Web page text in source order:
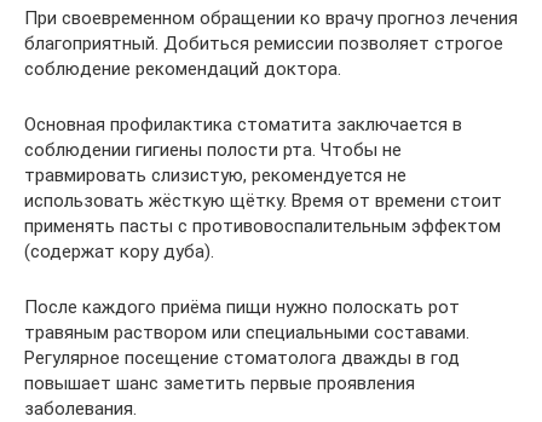
При своевременном обращении ко врачу прогноз лечения
благоприятный. Добиться ремиссии позволяет строгое
соблюдение рекомендаций доктора.
Основная профилактика стоматита заключается в
соблюдении гигиены полости рта. Чтобы не
травмировать слизистую, рекомендуется не
использовать жёсткую щётку. Время от времени стоит
применять пасты с противовоспалительным эффектом
(содержат кору дуба).
После каждого приёма пищи нужно полоскать рот
травяным раствором или специальными составами.
Регулярное посещение стоматолога дважды в год
повышает шанс заметить первые проявления
заболевания.